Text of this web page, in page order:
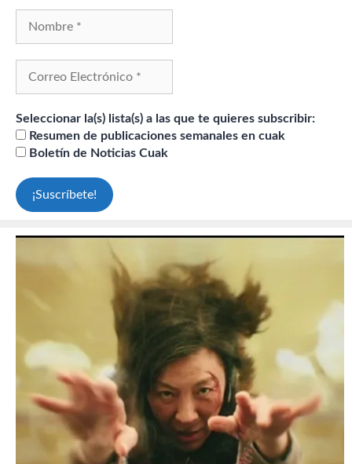
Seleccionar la(s) lista(s) a las que te quieres subscribir:
Resumen de publicaciones semanales en cuak
Boletín de Noticias Cuak